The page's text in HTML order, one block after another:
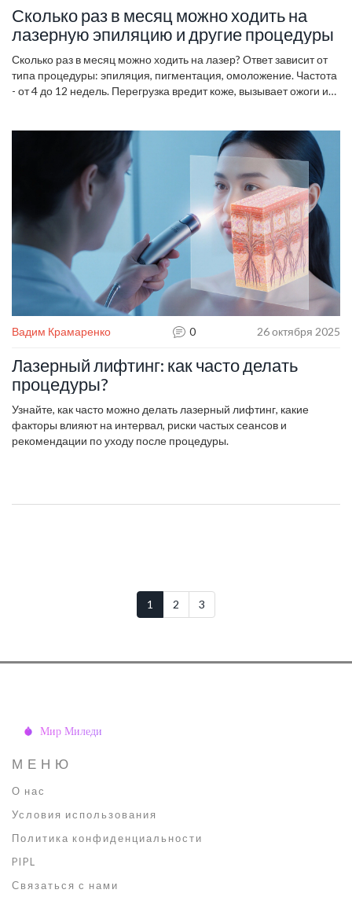
Сколько раз в месяц можно ходить на
лазерную эпиляцию и другие процедуры
Сколько раз в месяц можно ходить на лазер? Ответ зависит от
типа процедуры: эпиляция, пигментация, омоложение. Частота
- от 4 до 12 недель. Перегрузка вредит коже, вызывает ожоги и
Вадим Крамаренко 0 26 октября 2025
Лазерный лифтинг: как часто делать
процедуры?
Узнайте, как часто можно делать лазерный лифтинг, какие
факторы влияют на интервал, риски частых сеансов и
рекомендации по уходу после процедуры.
1 2 3
МЕНЮ
О нас
Условия использования
Политика конфиденциальности
PIPL
Связаться с нами